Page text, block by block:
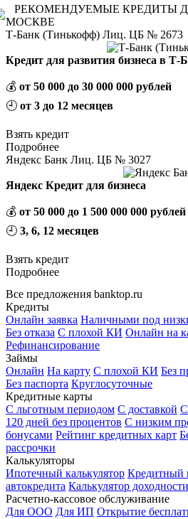
19:00;
5 Банк Санкт-Петербург,
Адрес: г. Москва, улица
Контакты: +7 (812) 332‒78‒78;
19:00;
РЕКОМЕНДУЕМЫЕ КРЕДИТЫ
МОСКВЕ
Т-Банк (Тинькофф) Лиц. ЦБ № 2673
Кредит для развития бизнеса в Т-
💰 от 50 000 до 30 000 000 рублей
🕘 от 3 до 12 месяцев
Взять кредит
Подробнее
Яндекс Банк Лиц. ЦБ № 3027
Яндекс Кредит для бизнеса
💰 от 50 000 до 1 500 000 000 рублей
🕘 3, 6, 12 месяцев
Взять кредит
Подробнее
Все предложения banktop.ru
Кредиты
Онлайн заявка Наличными под
Без отказа С плохой КИ Онлайн на
Рефинансирование
Займы
Онлайн На карту С плохой КИ Без
Без паспорта Круглосуточные
Кредитные карты
С льготным периодом С доставкой
120 дней без процентов С низким
бонусами Рейтинг кредитных карт
рассрочки
Калькуляторы
Ипотечный калькулятор Кредитный
автокредита Калькулятор доходности
Расчетно-кассовое обслуживание
Для ООО Для ИП Открытие